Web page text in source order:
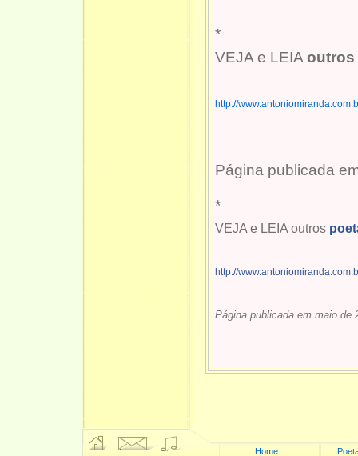
*
VEJA e LEIA outros
http://
Página publicada
*
VEJA e LEIA outros
http://
Página publicada em maio de
Home